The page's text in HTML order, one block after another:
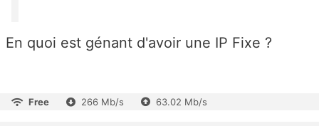
En quoi est génant d'avoir une IP Fixe ?
Free 266 Mb/s 63.02 Mb/s